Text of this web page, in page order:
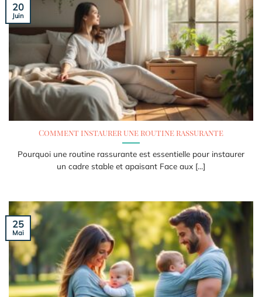
Comment instaurer une routine rassurante
Pourquoi une routine rassurante est essentielle pour instaurer
un cadre stable et apaisant Face aux [...]
20
Juin
25
Mai